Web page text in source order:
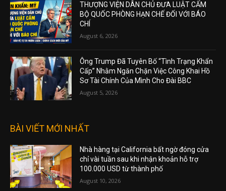
THƯỢNG VIỆN DÂN CHỦ ĐƯA LUẬT CẤM
BỘ QUỐC PHÒNG HẠN CHẾ ĐỐI VỚI BÁO
CHÍ
August 6, 2026
Ông Trump Đã Tuyên Bố “Tình Trạng Khẩn
Cấp” Nhằm Ngăn Chặn Việc Công Khai Hồ
Sơ Tài Chính Của Mình Cho Đài BBC
August 5, 2026
BÀI VIẾT MỚI NHẤT
Nhà hàng tại California bất ngờ đóng cửa
chỉ vài tuần sau khi nhận khoản hỗ trợ
100.000 USD từ thành phố
August 10, 2026